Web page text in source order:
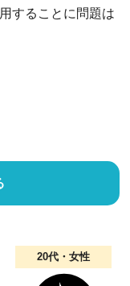
することに問題は
20代・女性